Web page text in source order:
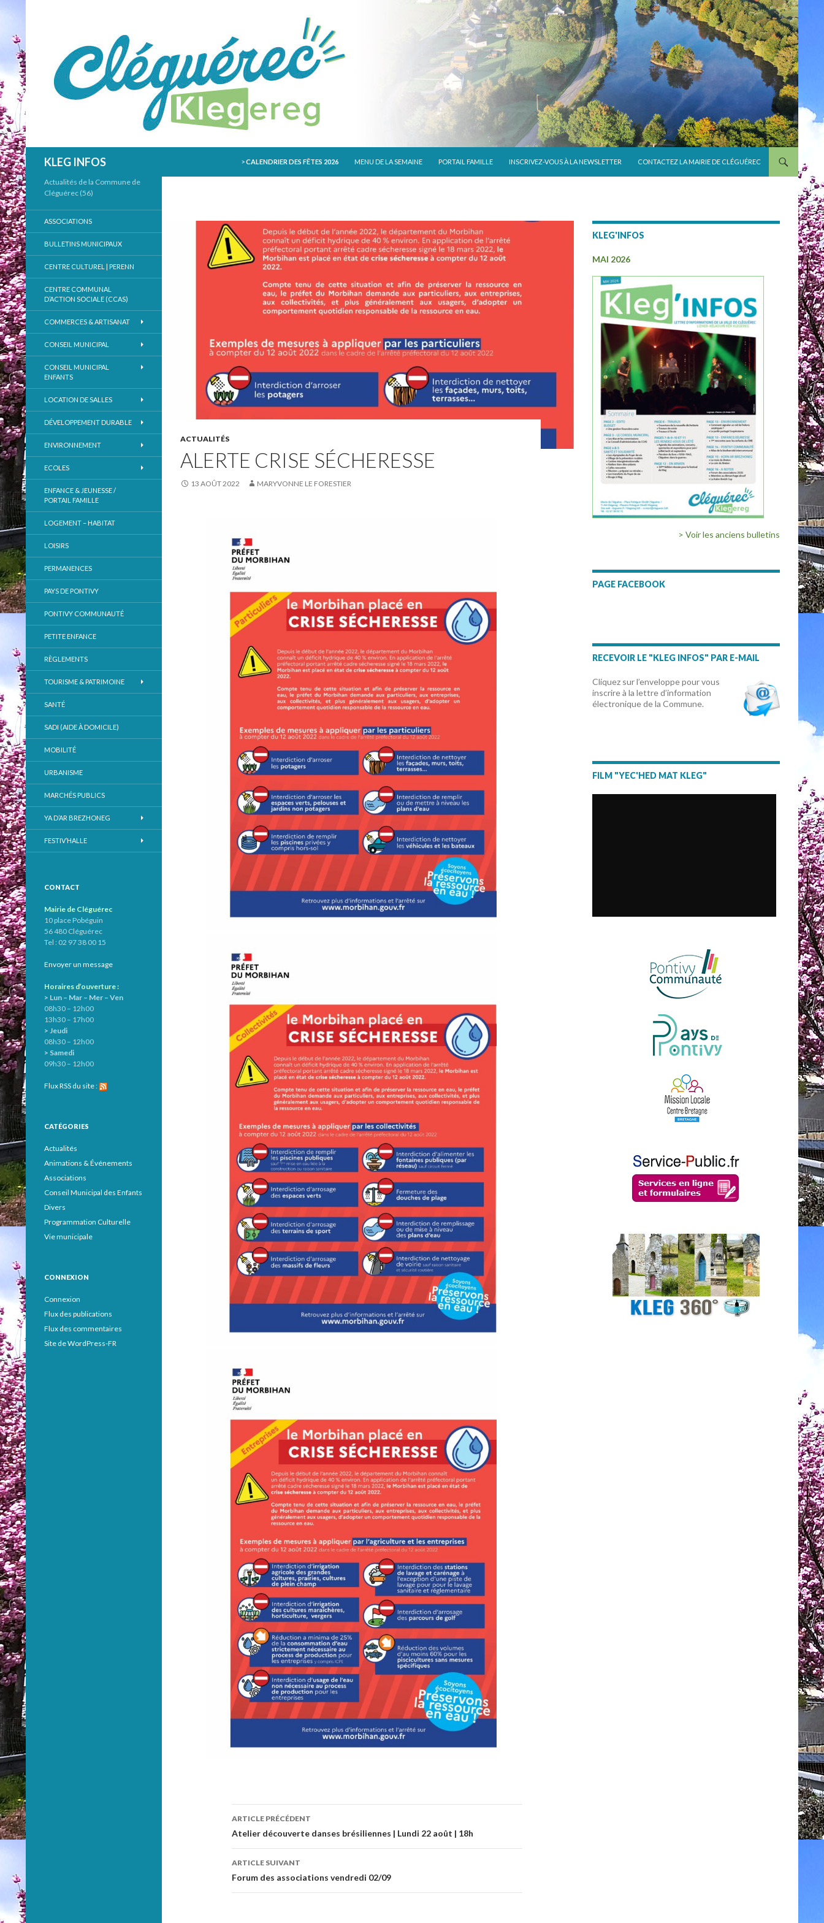
KLEG INFOS
>CALENDRIER DES FÊTES 2026 MENU DE LA SEMAINE PORTAIL FAMILLE INSCRIVEZ-VOUS À LA NEWSLETTER CONTACTEZ LA MAIRIE DE CLÉGUÉREC
ACTUALITÉS
ALERTE CRISE SÉCHERESSE
13 AOÛT 2022 MARYVONNE LE FORESTIER
Navigation
des
articles
ARTICLE PRÉCÉDENT
Atelier découverte danses brésiliennes | Lundi 22 août | 18h
ARTICLE SUIVANT
Forum des associations vendredi 02/09
KLEG'INFOS
MAI 2026
> Voir les anciens bulletins
PAGE FACEBOOK
RECEVOIR LE "KLEG INFOS" PAR E-MAIL
Cliquez sur l’enveloppe pour vous
inscrire à la lettre d’information
électronique de la Commune.
FILM "YEC'HED MAT KLEG"
Actualités de la Commune de
Cléguérec (56)
ASSOCIATIONS
BULLETINS MUNICIPAUX
CENTRE CULTUREL | PERENN
CENTRE COMMUNAL
D’ACTION SOCIALE (CCAS)
COMMERCES & ARTISANAT
CONSEIL MUNICIPAL
CONSEIL MUNICIPAL
ENFANTS
LOCATION DE SALLES
DÉVELOPPEMENT DURABLE
ENVIRONNEMENT
ECOLES
ENFANCE & JEUNESSE /
PORTAIL FAMILLE
LOGEMENT – HABITAT
LOISIRS
PERMANENCES
PAYS DE PONTIVY
PONTIVY COMMUNAUTÉ
PETITE ENFANCE
RÈGLEMENTS
TOURISME & PATRIMOINE
SANTÉ
SADI (AIDE À DOMICILE)
MOBILITÉ
URBANISME
MARCHÉS PUBLICS
YA D’AR BREZHONEG
FESTIV’HALLE
CONTACT
Mairie de Cléguérec
10 place Pobéguin
56 480 Cléguérec
Tel : 02 97 38 00 15
Envoyer un message
Horaires d’ouverture :
> Lun – Mar – Mer – Ven
08h30 – 12h00
13h30 – 17h00
> Jeudi
08h30 – 12h00
> Samedi
09h30 – 12h00
Flux RSS du site :
CATÉGORIES
Actualités
Animations & Événements
Associations
Conseil Municipal des Enfants
Divers
Programmation Culturelle
Vie municipale
CONNEXION
Connexion
Flux des publications
Flux des commentaires
Site de WordPress-FR